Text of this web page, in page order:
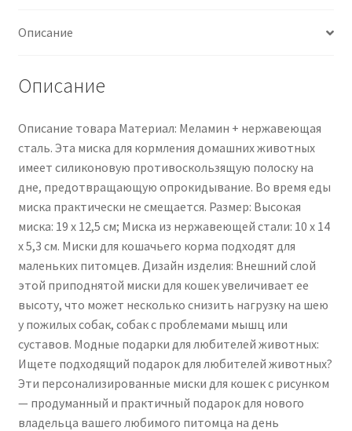
собак
Ocean
из
нержавеющей
стали
с
нескользящей
поверхностью,
идеально
подходящая
для
медленного
кормления
кошек
с
красивыми
усами.
Описание
Описание
Описание товара Материал: Меламин + нержавеющая
сталь. Эта миска для кормления домашних животных
имеет силиконовую противоскользящую полоску на
дне, предотвращающую опрокидывание. Во время еды
миска практически не смещается. Размер: Высокая
миска: 19 x 12,5 см; Миска из нержавеющей стали: 10 x 14
x 5,3 см. Миски для кошачьего корма подходят для
маленьких питомцев. Дизайн изделия: Внешний слой
этой приподнятой миски для кошек увеличивает ее
высоту, что может несколько снизить нагрузку на шею
у пожилых собак, собак с проблемами мышц или
суставов. Модные подарки для любителей животных:
Ищете подходящий подарок для любителей животных?
Эти персонализированные миски для кошек с рисунком
— продуманный и практичный подарок для нового
владельца вашего любимого питомца на день